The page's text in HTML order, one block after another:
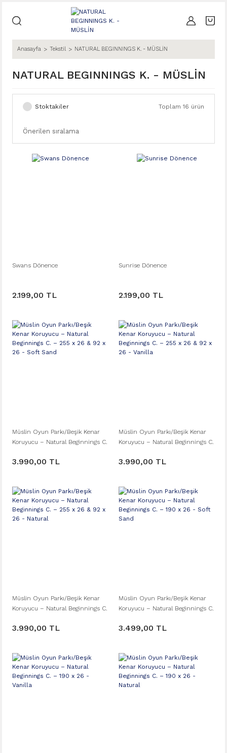
Anasayfa Tekstil NATURAL BEGINNINGS K. - MÜSLİN
NATURAL BEGINNINGS K. - MÜSLİN
Stoktakiler Toplam 16 ürün
Swans Dönence
2.199,00 TL
Sunrise Dönence
2.199,00 TL
Müslin Oyun Parkı/Beşik Kenar
Koruyucu – Natural Beginnings C.
3.990,00 TL
Müslin Oyun Parkı/Beşik Kenar
Koruyucu – Natural Beginnings C.
3.990,00 TL
Müslin Oyun Parkı/Beşik Kenar
Koruyucu – Natural Beginnings C.
3.990,00 TL
Müslin Oyun Parkı/Beşik Kenar
Koruyucu – Natural Beginnings C.
3.499,00 TL